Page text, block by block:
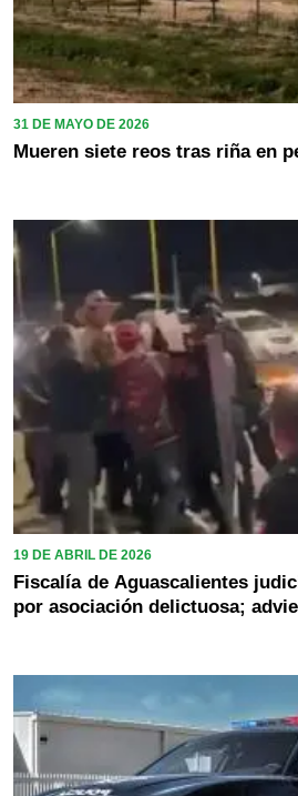
31 DE MAYO DE 2026
Mueren siete reos tras riña en
19 DE ABRIL DE 2026
Fiscalía de Aguascalientes
por asociación delictuosa;